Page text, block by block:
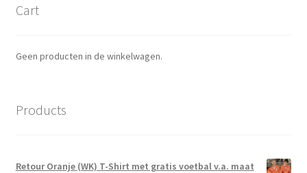
Cart
Geen producten in de winkelwagen.
Products
Retour Oranje (WK) T-Shirt met gratis voetbal v.a. maat